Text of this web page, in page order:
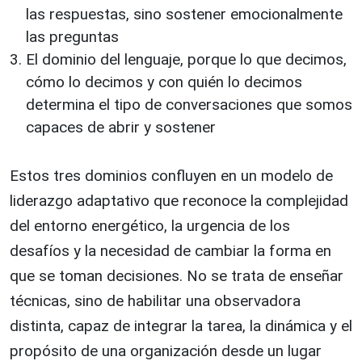
las respuestas, sino sostener emocionalmente
las preguntas
El dominio del lenguaje, porque lo que decimos,
cómo lo decimos y con quién lo decimos
determina el tipo de conversaciones que somos
capaces de abrir y sostener
Estos tres dominios confluyen en un modelo de
liderazgo adaptativo que reconoce la complejidad
del entorno energético, la urgencia de los
desafíos y la necesidad de cambiar la forma en
que se toman decisiones. No se trata de enseñar
técnicas, sino de habilitar una observadora
distinta, capaz de integrar la tarea, la dinámica y el
propósito de una organización desde un lugar